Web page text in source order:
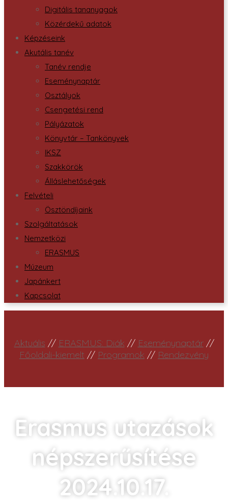
Digitális tananyagok
Közérdekű adatok
Képzéseink
Akutális tanév
Tanév rendje
Eseménynaptár
Osztályok
Csengetési rend
Pályázatok
Könyvtár – Tankönyvek
IKSZ
Szakkörök
Álláslehetőségek
Felvételi
Ösztöndíjaink
Szolgáltatások
Nemzetközi
ERASMUS
Múzeum
Japánkert
Kapcsolat
Aktuális // ERASMUS: Diák // Eseménynaptár//
Főoldali-kiemelt // Programok // Rendezvény
Erasmus utazások
népszerűsítése
2024.10.17.